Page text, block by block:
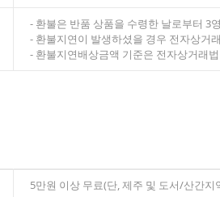
- 환불은 반품 상품을 수령한 날로부터 3
- 환불지연이 발생하셨을 경우 전자상거
- 환불지연배상금액 기준은 전자상거래
5만원 이상 무료(단, 제주 및 도서/산간